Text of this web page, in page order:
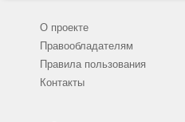
О проекте
Правообладателям
Правила пользования
Контакты